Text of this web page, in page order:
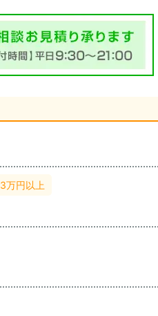
3万円以上